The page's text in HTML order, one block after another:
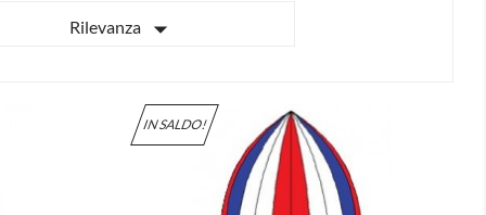
Rilevanza

IN SALDO!